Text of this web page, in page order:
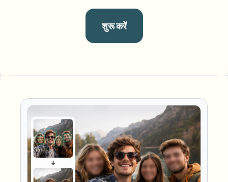
शुरू करें